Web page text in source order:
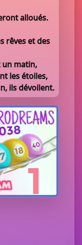
alloués.
rêves et des
un matin,
les étoiles,
ils dévoilent.